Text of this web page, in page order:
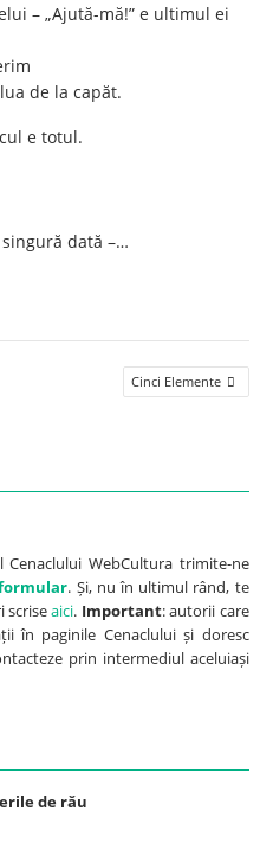
– „Ajută-mă!” e ultimul ei
de la capăt.
e totul.
dată –…
Cinci Elemente
WebCultura trimite-ne
. Și, nu în ultimul rând, te
scriseaici. Important: autorii care
în paginile Cenaclului și doresc
prin intermediul aceluiași
de rău